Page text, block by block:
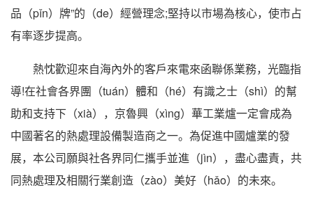
品（pǐn）牌”的（de）經營理念;堅持以市場為核心，使市占
有率逐步提高。
熱忱歡迎來自海內外的客戶來電來函聯係業務，光臨指
導!在社會各界團（tuán）體和（hé）有識之士（shì）的幫
助和支持下（xià），京魯興（xìng）華工業爐一定會成為
中國著名的熱處理設備製造商之一。為促進中國爐業的發
展，本公司願與社各界同仁攜手並進（jìn），盡心盡責，共
同熱處理及相關行業創造（zào）美好（hǎo）的未來。